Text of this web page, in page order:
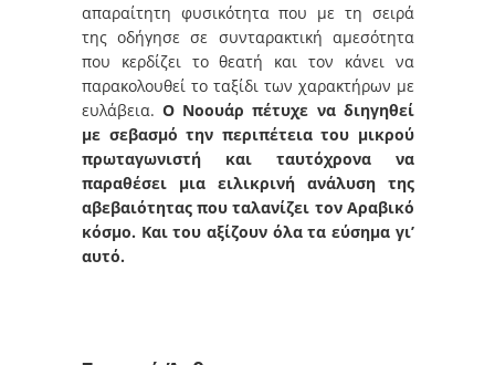
απαραίτητη φυσικότητα που με τη σειρά
της οδήγησε σε συνταρακτική αμεσότητα
που κερδίζει το θεατή και τον κάνει να
παρακολουθεί το ταξίδι των χαρακτήρων με
ευλάβεια.Ο Νοουάρ πέτυχε να διηγηθεί
με σεβασμό την περιπέτεια του μικρού
πρωταγωνιστή και ταυτόχρονα να
παραθέσει μια ειλικρινή ανάλυση της
αβεβαιότητας που ταλανίζει τον Αραβικό
κόσμο. Και του αξίζουν όλα τα εύσημα γι’
αυτό.